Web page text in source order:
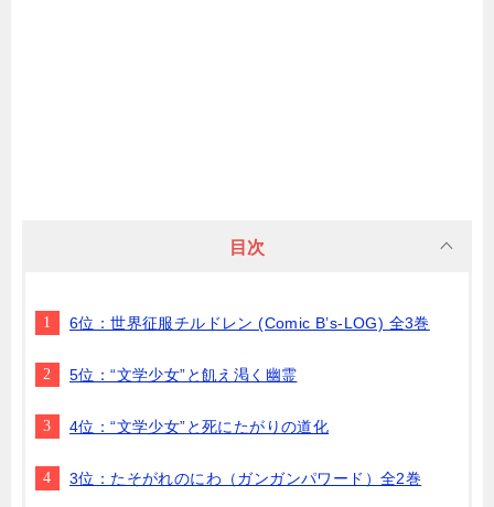
目次
6位：世界征服チルドレン (Comic B’s-LOG) 全3巻
5位：“文学少女”と飢え渇く幽霊
4位：“文学少女”と死にたがりの道化
3位：たそがれのにわ（ガンガンパワード）全2巻